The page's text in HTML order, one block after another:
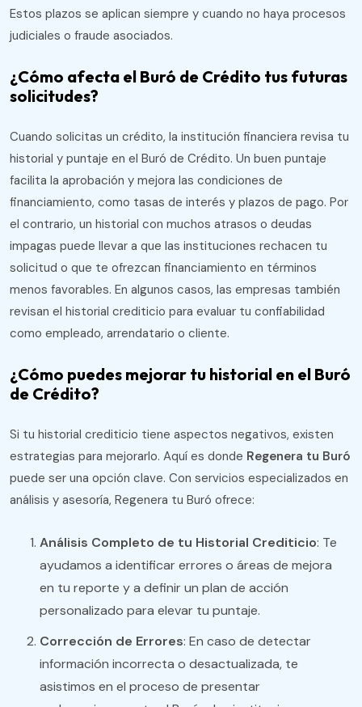
Estos plazos se aplican siempre y cuando no haya procesos
judiciales o fraude asociados​.
¿Cómo afecta el Buró de Crédito tus futuras
solicitudes?
Cuando solicitas un crédito, la institución financiera revisa tu
historial y puntaje en el Buró de Crédito. Un buen puntaje
facilita la aprobación y mejora las condiciones de
financiamiento, como tasas de interés y plazos de pago. Por
el contrario, un historial con muchos atrasos o deudas
impagas puede llevar a que las instituciones rechacen tu
solicitud o que te ofrezcan financiamiento en términos
menos favorables. En algunos casos, las empresas también
revisan el historial crediticio para evaluar tu confiabilidad
como empleado, arrendatario o cliente.
¿Cómo puedes mejorar tu historial en el Buró
de Crédito?
Si tu historial crediticio tiene aspectos negativos, existen
estrategias para mejorarlo. Aquí es donde Regenera tu Buró
puede ser una opción clave. Con servicios especializados en
análisis y asesoría, Regenera tu Buró ofrece:
Análisis Completo de tu Historial Crediticio: Te
ayudamos a identificar errores o áreas de mejora
en tu reporte y a definir un plan de acción
personalizado para elevar tu puntaje.
Corrección de Errores: En caso de detectar
información incorrecta o desactualizada, te
asistimos en el proceso de presentar